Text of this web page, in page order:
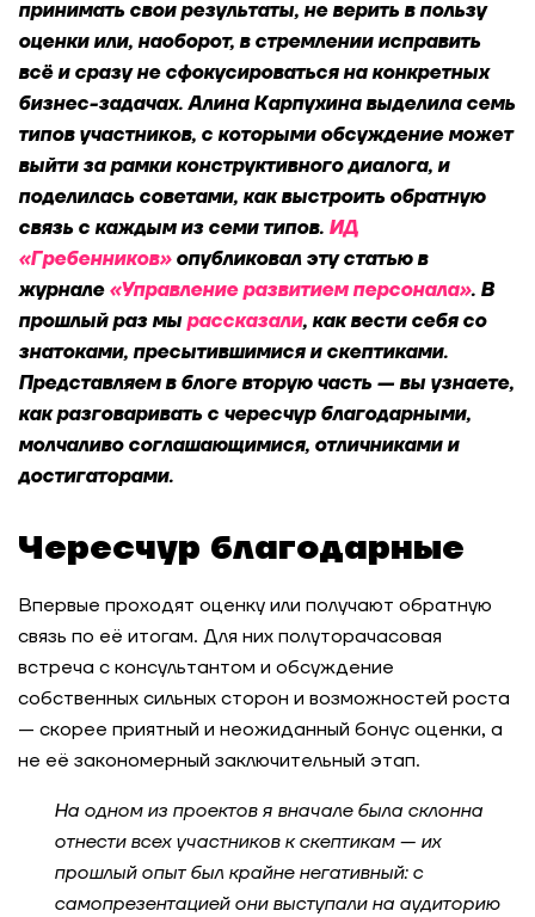
принимать свои результаты, не верить в пользу
оценки или, наоборот, в стремлении исправить
всё и сразу не сфокусироваться на конкретных
бизнес-задачах. Алина Карпухина выделила семь
типов участников, с которыми обсуждение может
выйти за рамки конструктивного диалога, и
поделилась советами, как выстроить обратную
связь с каждым из семи типов. ИД
«Гребенников»опубликовал эту статью в
журнале «Управление развитием персонала». В
прошлый раз мырассказали, как вести себя со
знатоками, пресытившимися и скептиками.
Представляем в блоге вторую часть — вы узнаете,
как разговаривать с чересчур благодарными,
молчаливо соглашающимися, отличниками и
достигаторами.
Чересчур благодарные
Впервые проходят оценку или получают обратную
связь по её итогам. Для них полуторачасовая
встреча с консультантом и обсуждение
собственных сильных сторон и возможностей роста
— скорее приятный и неожиданный бонус оценки, а
не её закономерный заключительный этап.
На одном из проектов я вначале была склонна
отнести всех участников к скептикам — их
прошлый опыт был крайне негативный: с
самопрезентацией они выступали на аудиторию